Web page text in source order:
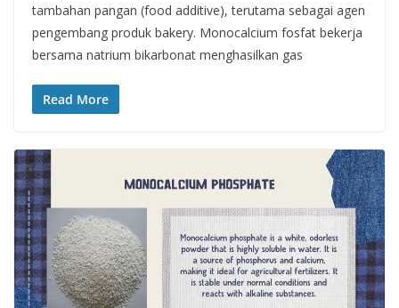
tambahan pangan (food additive), terutama sebagai agen
pengembang produk bakery. Monocalcium fosfat bekerja
bersama natrium bikarbonat menghasilkan gas
Read More